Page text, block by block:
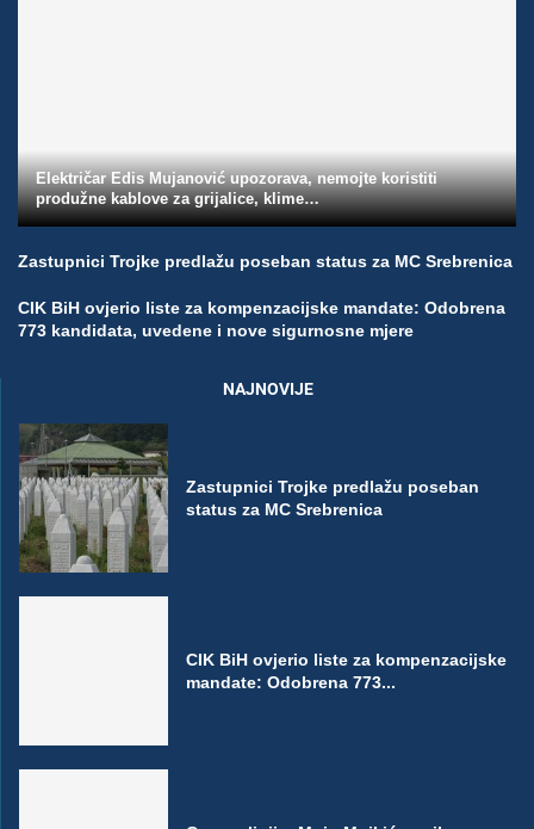
Električar Edis Mujanović upozorava, nemojte koristiti
produžne kablove za grijalice, klime…
Zastupnici Trojke predlažu poseban status za MC Srebrenica
CIK BiH ovjerio liste za kompenzacijske mandate: Odobrena
773 kandidata, uvedene i nove sigurnosne mjere
NAJNOVIJE
Zastupnici Trojke predlažu poseban
status za MC Srebrenica
CIK BiH ovjerio liste za kompenzacijske
mandate: Odobrena 773...